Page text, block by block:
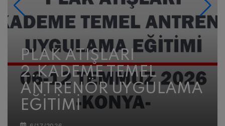
HAVALI VE ATEŞLİ
SİLAHLAR 2. KADEME
TEMEL ANTRENÖR
UYGULAMA EĞİTİMİ